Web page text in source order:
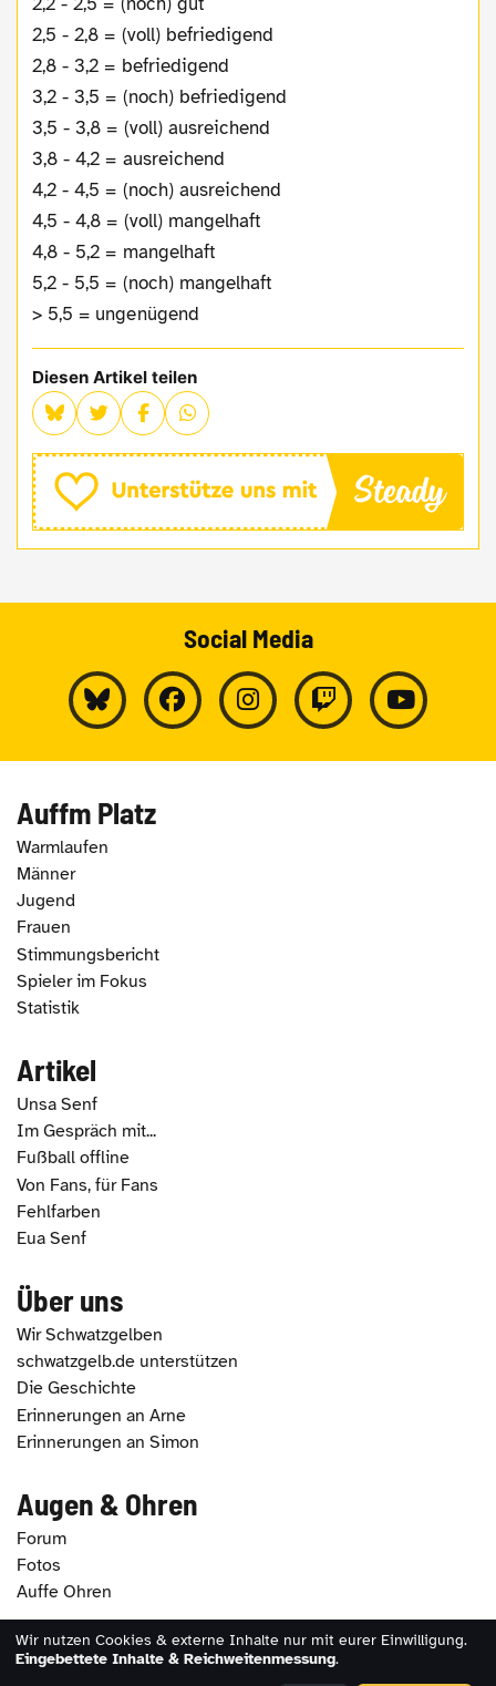
2,5 - 2,8 = (voll) befriedigend
2,8 - 3,2 = befriedigend
3,2 - 3,5 = (noch) befriedigend
3,5 - 3,8 = (voll) ausreichend
3,8 - 4,2 = ausreichend
4,2 - 4,5 = (noch) ausreichend
4,5 - 4,8 = (voll) mangelhaft
4,8 - 5,2 = mangelhaft
5,2 - 5,5 = (noch) mangelhaft
> 5,5 = ungenügend
Diesen Artikel teilen
Social Media
Auffm Platz
Warmlaufen
Männer
Jugend
Frauen
Stimmungsbericht
Spieler im Fokus
Statistik
Artikel
Unsa Senf
Im Gespräch mit...
Fußball offline
Von Fans, für Fans
Fehlfarben
Eua Senf
Über uns
Wir Schwatzgelben
schwatzgelb.de unterstützen
Die Geschichte
Erinnerungen an Arne
Erinnerungen an Simon
Augen & Ohren
Forum
Fotos
Auffe Ohren
2026 - schwatzgelb.de |Impressum|Datenschutz
Cookie-Einstellungen
Wir nutzen Cookies & externe Inhalte nur mit eurer Einwilligung.
Eingebettete Inhalte & Reichweitenmessung.